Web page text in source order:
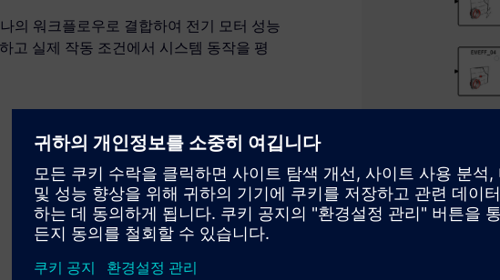
의 워크플로우로 결합하여 전기 모터 성능
고 실제 작동 조건에서 시스템 동작을 평